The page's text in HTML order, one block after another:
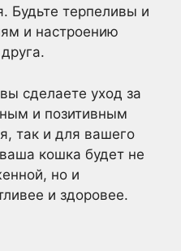
Будьте терпеливы и
и настроению
сделаете уход за
и позитивным
так и для вашего
кошка будет не
но и
и здоровее.